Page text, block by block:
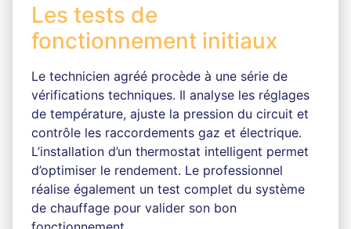
Les tests de
fonctionnement initiaux
Le technicien agréé procède à une série de
vérifications techniques. Il analyse les réglages
de température, ajuste la pression du circuit et
contrôle les raccordements gaz et électrique.
L’installation d’un thermostat intelligent permet
d’optimiser le rendement. Le professionnel
réalise également un test complet du système
de chauffage pour valider son bon